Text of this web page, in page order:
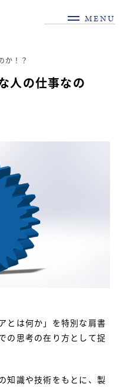
MENU
か！？
人の仕事なの
とは何か」を特別な肩書
の思考の在り方として捉
知識や技術をもとに、製